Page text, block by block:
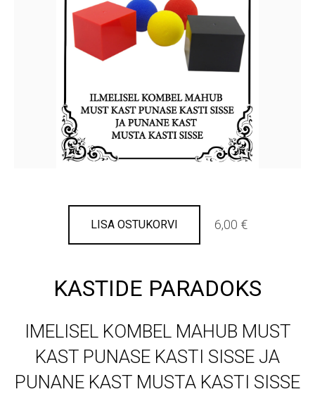
LISA OSTUKORVI 6,00 €
KASTIDE PARADOKS
IMELISEL KOMBEL MAHUB MUST
KAST PUNASE KASTI SISSE JA
PUNANE KAST MUSTA KASTI SISSE